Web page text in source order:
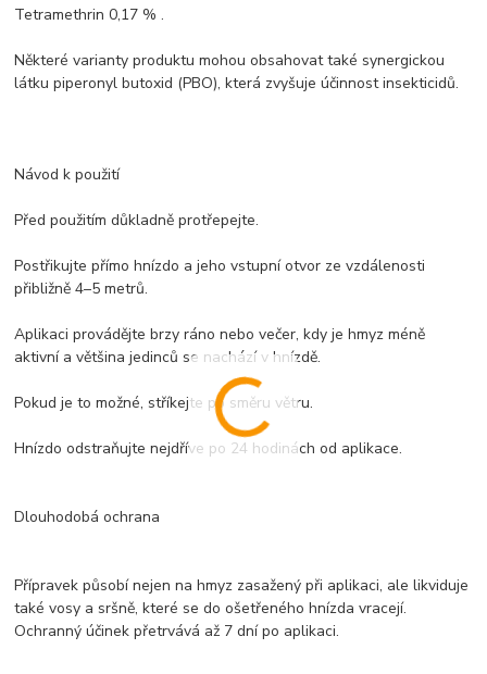
Tetramethrin 0,17 % .
Některé varianty produktu mohou obsahovat také synergickou
látku piperonyl butoxid (PBO), která zvyšuje účinnost insekticidů.
Návod k použití
Před použitím důkladně protřepejte.
Postřikujte přímo hnízdo a jeho vstupní otvor ze vzdálenosti
přibližně 4–5 metrů.
Aplikaci provádějte brzy ráno nebo večer, kdy je hmyz méně
aktivní a většina jedinců se nachází v hnízdě.
Pokud je to možné, stříkejte po směru větru.
Hnízdo odstraňujte nejdříve po 24 hodinách od aplikace.
Dlouhodobá ochrana
Přípravek působí nejen na hmyz zasažený při aplikaci, ale likviduje
také vosy a sršně, které se do ošetřeného hnízda vracejí.
Ochranný účinek přetrvává až 7 dní po aplikaci.